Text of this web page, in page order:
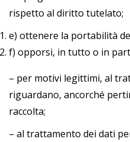
rispetto al diritto tutelato;
e) ottenere la portabilità
f) opporsi, in tutto o in
– per motivi legittimi, al
riguardano, ancorché
raccolta;
– al trattamento dei dati